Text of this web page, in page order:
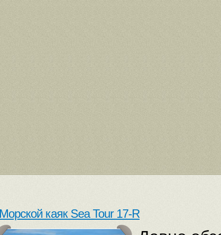
каяк Sea Tour 17-R